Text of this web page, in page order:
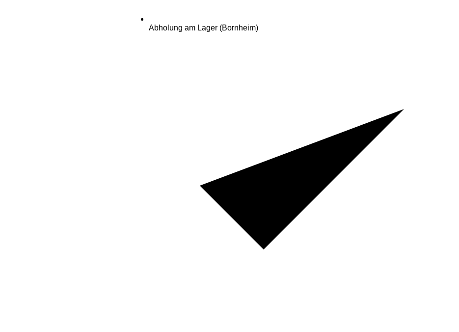
Abholung am Lager (Bornheim)